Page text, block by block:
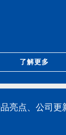
了解更多
亮点、公司更